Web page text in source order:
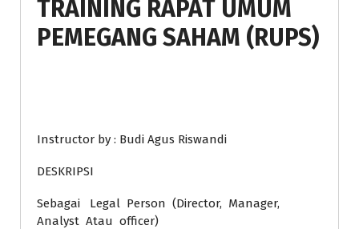
TRAINING RAPAT UMUM
PEMEGANG SAHAM (RUPS)
Instructor by : Budi Agus Riswandi
DESKRIPSI
Sebagai Legal Person (Director, Manager,
Analyst Atau officer)